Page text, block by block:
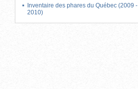
Inventaire des phares du Québec (2009 -
2010)